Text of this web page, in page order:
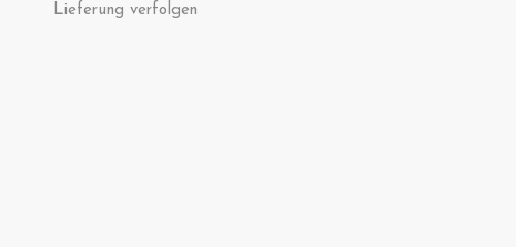
Lieferung verfolgen